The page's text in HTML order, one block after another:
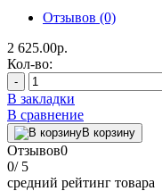
Отзывов (0)
2 625.00р.
Кол-во:
-
В закладки
В сравнение
В корзину
Отзывов0
0/ 5
средний рейтинг товара